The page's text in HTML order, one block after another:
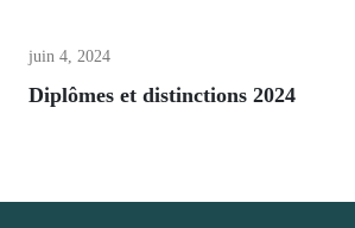
Bourses et fonds
juin 4, 2024
Diplômes et distinctions 2024